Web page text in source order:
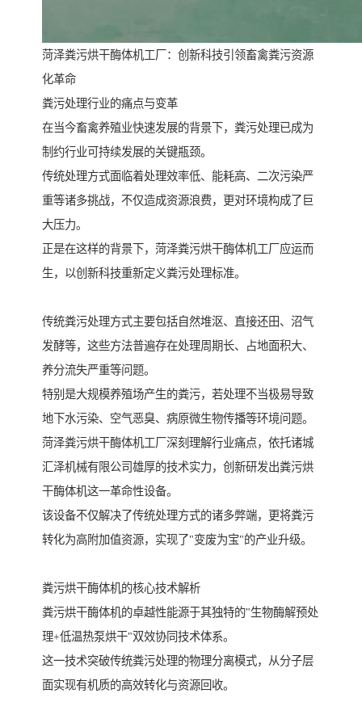
菏泽粪污烘干酶体机工厂：创新科技引领畜禽粪污资源
化革命
粪污处理行业的痛点与变革
在当今畜禽养殖业快速发展的背景下，粪污处理已成为
制约行业可持续发展的关键瓶颈。
传统处理方式面临着处理效率低、能耗高、二次污染严
重等诸多挑战，不仅造成资源浪费，更对环境构成了巨
大压力。
正是在这样的背景下，菏泽粪污烘干酶体机工厂应运而
生，以创新科技重新定义粪污处理标准。
传统粪污处理方式主要包括自然堆沤、直接还田、沼气
发酵等，这些方法普遍存在处理周期长、占地面积大、
养分流失严重等问题。
特别是大规模养殖场产生的粪污，若处理不当极易导致
地下水污染、空气恶臭、病原微生物传播等环境问题。
菏泽粪污烘干酶体机工厂深刻理解行业痛点，依托诸城
汇泽机械有限公司雄厚的技术实力，创新研发出粪污烘
干酶体机这一革命性设备。
该设备不仅解决了传统处理方式的诸多弊端，更将粪污
转化为高附加值资源，实现了"变废为宝"的产业升级。
粪污烘干酶体机的核心技术解析
粪污烘干酶体机的卓越性能源于其独特的"生物酶解预处
理+低温热泵烘干"双效协同技术体系。
这一技术突破传统粪污处理的物理分离模式，从分子层
面实现有机质的高效转化与资源回收。